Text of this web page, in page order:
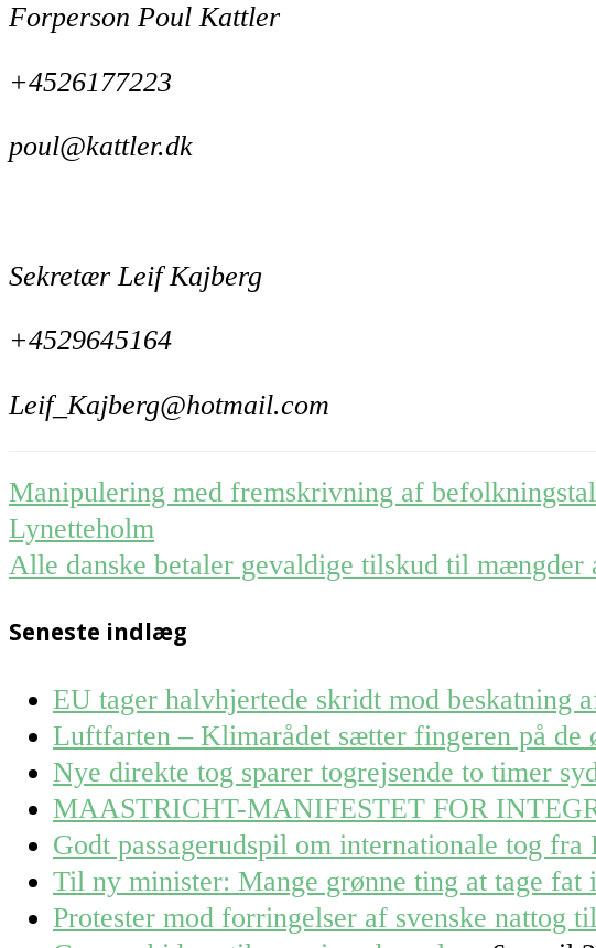
Forperson Poul Kattler
+4526177223
poul@kattler.dk
Sekretær Leif Kajberg
+4529645164
Leif_Kajberg@hotmail.com
Post
navigation
Manipulering med fremskrivning af
Lynetteholm
Alle danske betaler gevaldige tilskud til
Seneste indlæg
EU tager halvhjertede skridt mod beskatning
Luftfarten – Klimarådet sætter fingeren på de
Nye direkte tog sparer togrejsende to timer
MAASTRICHT-MANIFESTET FOR
Godt passagerudspil om internationale tog fra
Til ny minister: Mange grønne ting at tage fat
Protester mod forringelser af svenske nattog